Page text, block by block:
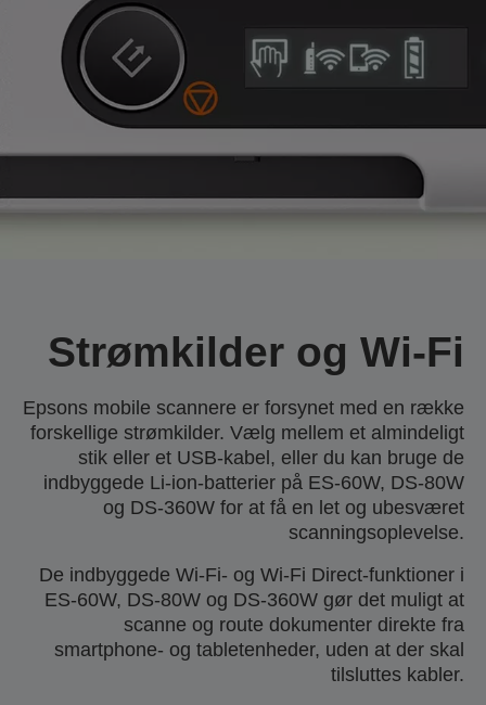
Strømkilder og Wi-Fi
Epsons mobile scannere er forsynet med en række
forskellige strømkilder. Vælg mellem et almindeligt
stik eller et USB-kabel, eller du kan bruge de
indbyggede Li-ion-batterier på ES-60W, DS-80W
og DS-360W for at få en let og ubesværet
scanningsoplevelse.
De indbyggede Wi-Fi- og Wi-Fi Direct-funktioner i
ES-60W, DS-80W og DS-360W gør det muligt at
scanne og route dokumenter direkte fra
smartphone- og tabletenheder, uden at der skal
tilsluttes kabler.